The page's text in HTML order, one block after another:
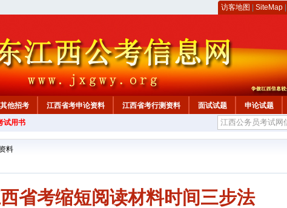
访客地图 SiteMap
他招考 江西省考申论资料 江西省考行测资料 面试试题 申论试题
试用书
资料
省考缩短阅读材料时间三步法